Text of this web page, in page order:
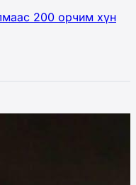
200 орчим хүн